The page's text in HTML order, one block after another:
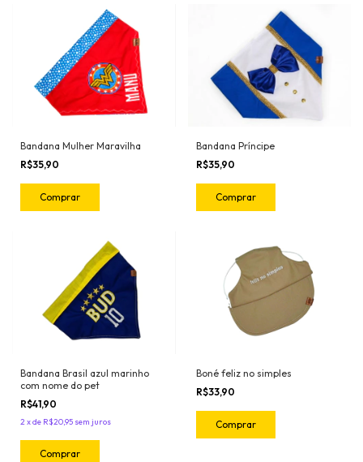
Bandana Mulher Maravilha
R$35,90
Comprar
Bandana Príncipe
R$35,90
Comprar
Bandana Brasil azul marinho
com nome do pet
R$41,90
2 xde R$20,95 sem juros
Comprar
Boné feliz no simples
R$33,90
Comprar